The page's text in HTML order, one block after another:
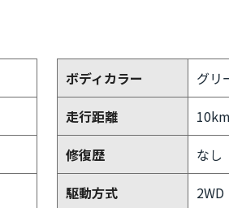
ボディカラー
グリ
走行距離
修復歴
なし
駆動方式
2WD